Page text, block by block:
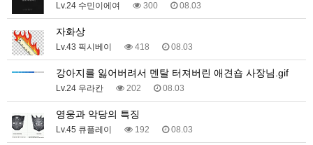
Lv.24 수민이에여 300 08.03
자화상
Lv.43 픽시베이 418 08.03
강아지를 잃어버려서 멘탈 터져버린 애견숍 사장님.gif
Lv.24 우라칸 202 08.03
영웅과 악당의 특징
Lv.45 큐플레이 192 08.03